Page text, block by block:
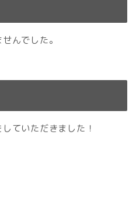
んでした。
ていただきました！